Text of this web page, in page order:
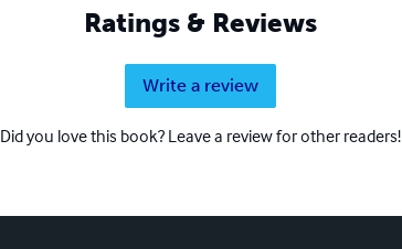
Ratings & Reviews
Write a review
Did you love this book? Leave a review for other readers!